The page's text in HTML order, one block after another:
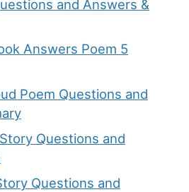
and Answers &
Answers Poem 5
Poem Questions and
Questions and
Questions and